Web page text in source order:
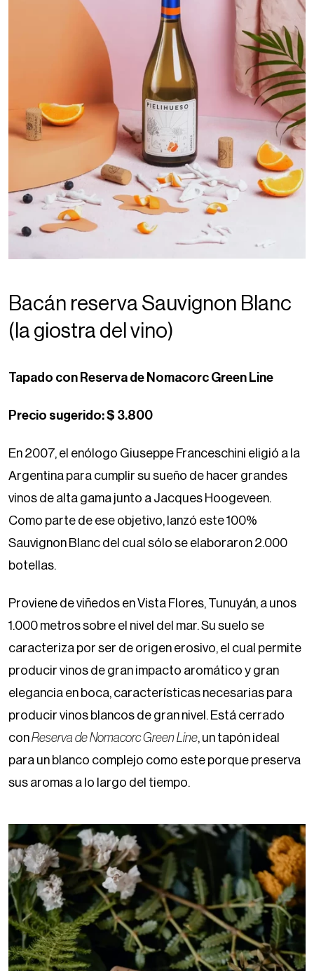
Bacán reserva Sauvignon Blanc
(la giostra del vino)
Tapado con Reserva de Nomacorc Green Line
Precio sugerido: $ 3.800
En 2007, el enólogo Giuseppe Franceschini eligió a la
Argentina para cumplir su sueño de hacer grandes
vinos de alta gama junto a Jacques Hoogeveen.
Como parte de ese objetivo, lanzó este 100%
Sauvignon Blanc del cual sólo se elaboraron 2.000
botellas.
Proviene de viñedos en Vista Flores, Tunuyán, a unos
1.000 metros sobre el nivel del mar. Su suelo se
caracteriza por ser de origen erosivo, el cual permite
producir vinos de gran impacto aromático y gran
elegancia en boca, características necesarias para
producir vinos blancos de gran nivel. Está cerrado
conReserva de Nomacorc Green Line, un tapón ideal
para un blanco complejo como este porque preserva
sus aromas a lo largo del tiempo.